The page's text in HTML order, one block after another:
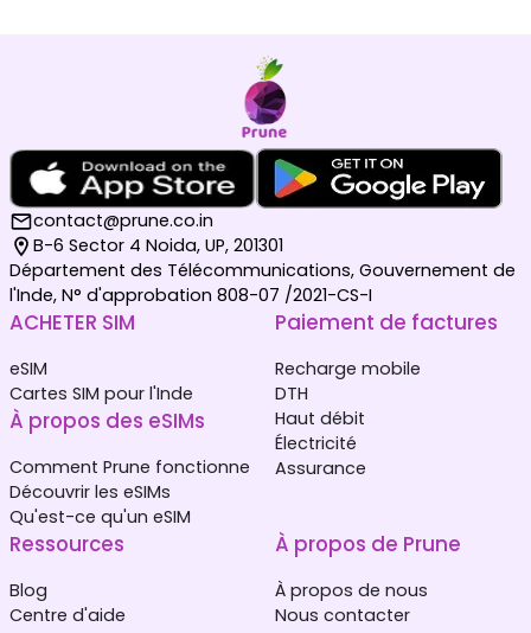
contact@prune.co.in
B-6 Sector 4 Noida, UP, 201301
Département des Télécommunications, Gouvernement de
l'Inde, N° d'approbation 808-07 /2021-CS-I
ACHETER SIM
eSIM
Cartes SIM pour l'Inde
À propos des eSIMs
Comment Prune fonctionne
Découvrir les eSIMs
Qu'est-ce qu'un eSIM
Paiement de factures
Recharge mobile
DTH
Haut débit
Électricité
Assurance
Ressources
Blog
Centre d'aide
À propos de Prune
À propos de nous
Nous contacter